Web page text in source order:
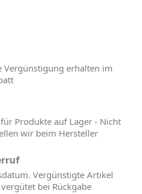
Vergünstigung erhalten im
Produkte auf Lager - Nicht
wir beim Hersteller
Vergünstigte Artikel
bei Rückgabe